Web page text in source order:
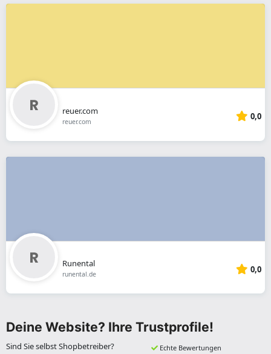
reuer.com
reuer.com 0,0
Runental
runental.de 0,0
Deine Website? Ihre Trustprofile!
Sind Sie selbst Shopbetreiber?
Echte Bewertungen